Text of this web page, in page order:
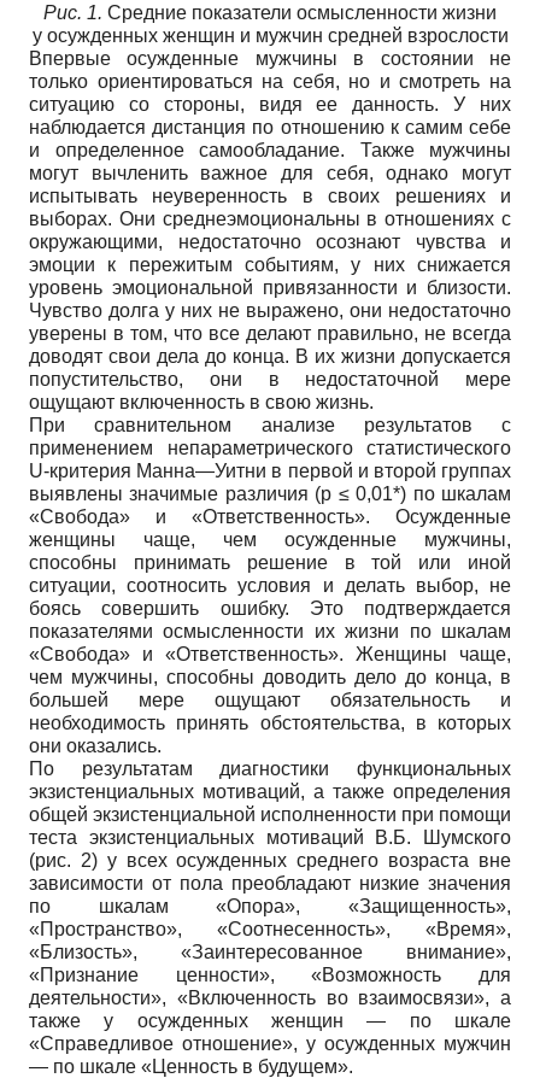
Рис. 1. Средние показатели осмысленности жизни
у осужденных женщин и мужчин средней взрослости
Впервые осужденные мужчины в состоянии не
только ориентироваться на себя, но и смотреть на
ситуацию со стороны, видя ее данность. У них
наблюдается дистанция по отношению к самим себе
и определенное самообладание. Также мужчины
могут вычленить важное для себя, однако могут
испытывать неуверенность в своих решениях и
выборах. Они среднеэмоциональны в отношениях с
окружающими, недостаточно осознают чувства и
эмоции к пережитым событиям, у них снижается
уровень эмоциональной привязанности и близости.
Чувство долга у них не выражено, они недостаточно
уверены в том, что все делают правильно, не всегда
доводят свои дела до конца. В их жизни допускается
попустительство, они в недостаточной мере
ощущают включенность в свою жизнь.
При сравнительном анализе результатов с
применением непараметрического статистического
U-критерия Манна—Уитни в первой и второй группах
выявлены значимые различия (p ≤ 0,01*) по шкалам
«Свобода» и «Ответственность». Осужденные
женщины чаще, чем осужденные мужчины,
способны принимать решение в той или иной
ситуации, соотносить условия и делать выбор, не
боясь совершить ошибку. Это подтверждается
показателями осмысленности их жизни по шкалам
«Свобода» и «Ответственность». Женщины чаще,
чем мужчины, способны доводить дело до конца, в
большей мере ощущают обязательность и
необходимость принять обстоятельства, в которых
они оказались.
По результатам диагностики функциональных
экзистенциальных мотиваций, а также определения
общей экзистенциальной исполненности при помощи
теста экзистенциальных мотиваций В.Б. Шумского
(рис. 2) у всех осужденных среднего возраста вне
зависимости от пола преобладают низкие значения
по шкалам «Опора», «Защищенность»,
«Пространство», «Соотнесенность», «Время»,
«Близость», «Заинтересованное внимание»,
«Признание ценности», «Возможность для
деятельности», «Включенность во взаимосвязи», а
также у осужденных женщин — по шкале
«Справедливое отношение», у осужденных мужчин
— по шкале «Ценность в будущем».